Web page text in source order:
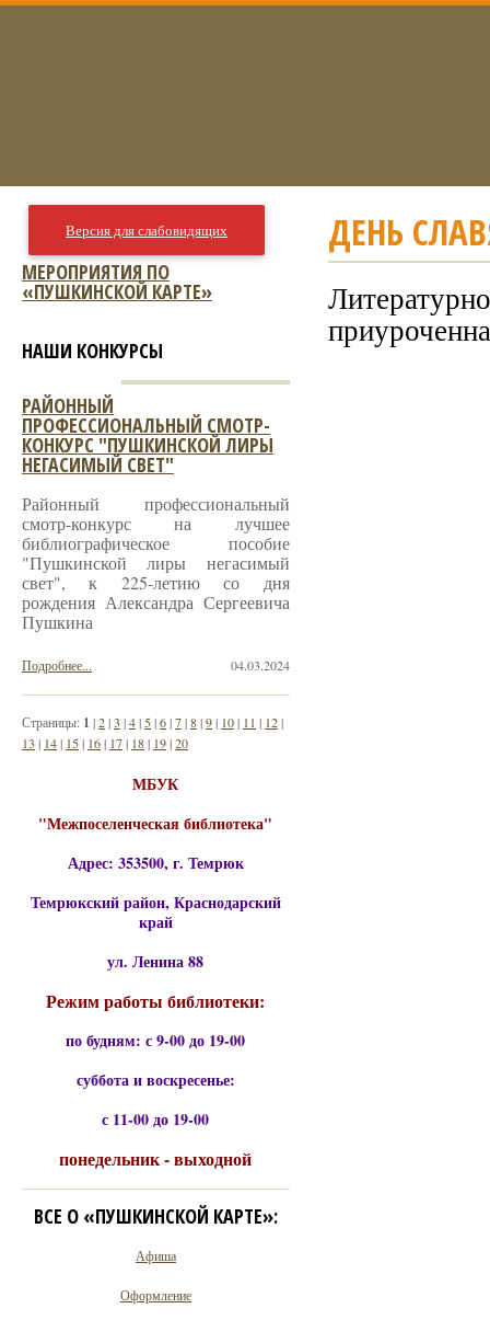
ДЕНЬ
Версия для слабовидящих
МЕРОПРИЯТИЯ ПО
«ПУШКИНСКОЙ КАРТЕ»
НАШИ КОНКУРСЫ
РАЙОННЫЙ
ПРОФЕССИОНАЛЬНЫЙ СМОТР-
КОНКУРС "ПУШКИНСКОЙ ЛИРЫ
НЕГАСИМЫЙ СВЕТ"
Районный профессиональный
смотр-конкурс на лучшее
библиографическое пособие
"Пушкинской лиры негасимый
свет", к 225-летию со дня
рождения Александра Сергеевича
Пушкина
04.03.2024
Подробнее...
Страницы: 1 |2|3 |4| 5|6|7|8|9| 10| 11 | 12|
13 | 14| 15| 16| 17| 18| 19|20
МБУК
"Межпоселенческая библиотека"
Адрес: 353500, г. Темрюк
Темрюкский район, Краснодарский
край
ул. Ленина 88
Режим работы библиотеки:
по будням: с 9-00 до 19-00
суббота и воскресенье:
с 11-00 до 19-00
понедельник - выходной
ВСЕ О «ПУШКИНСКОЙ КАРТЕ»:
Афиша
Оформление